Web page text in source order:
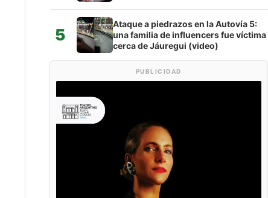
5
Ataque a piedrazos en la Autovía 5:
una familia de influencers fue víctima
cerca de Jáuregui (video)
PUBLICIDAD